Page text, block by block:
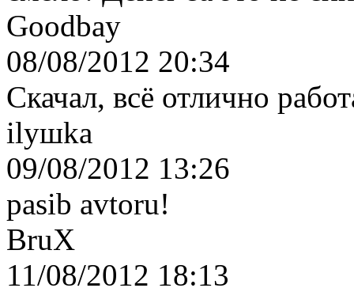
Goodbay
08/08/2012 20:34
Скачал, всё отлично
ilyшka
09/08/2012 13:26
pasib avtoru!
BruX
11/08/2012 18:13